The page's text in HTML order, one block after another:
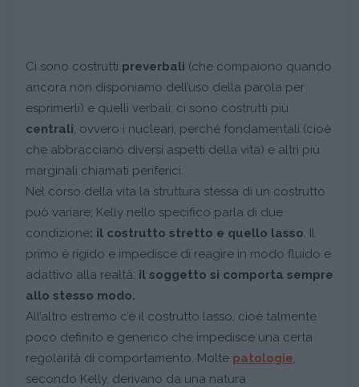
Ci sono costrutti preverbali (che compaiono quando
ancora non disponiamo dell’uso della parola per
esprimerli) e quelli verbali; ci sono costrutti più
centrali , ovvero i nucleari, perché fondamentali (cioè
che abbracciano diversi aspetti della vita) e altri più
marginali chiamati periferici.
Nel corso della vita la struttura stessa di un costrutto
può variare; Kelly nello specifico parla di due
condizione: il costrutto stretto e quello lasso . Il
primo è rigido e impedisce di reagire in modo fluido e
adattivo alla realtà: il soggetto si comporta sempre
allo stesso modo.
All’altro estremo c’è il costrutto lasso, cioè talmente
poco definito e generico che impedisce una certa
regolarità di comportamento. Molte patologie
secondo Kelly, derivano da una natura